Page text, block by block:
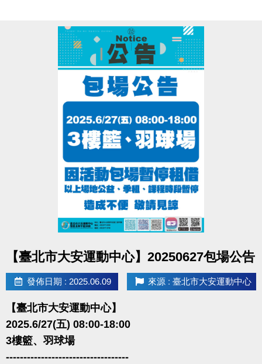
【臺北市大安運動中心】20250627包場公告
發佈日期 : 2025.06.09 來源 : 臺北市大安運動中心
【臺北市大安運動中心】
2025.6/27(五) 08:00-18:00
3樓籃、羽球場
-----------------------------------